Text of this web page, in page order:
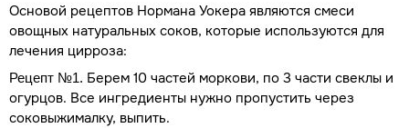
Основой рецептов Нормана Уокера являются смеси
овощных натуральных соков, которые используются для
лечения цирроза:
Рецепт №1. Берем 10 частей моркови, по 3 части свеклы и
огурцов. Все ингредиенты нужно пропустить через
соковыжималку, выпить.